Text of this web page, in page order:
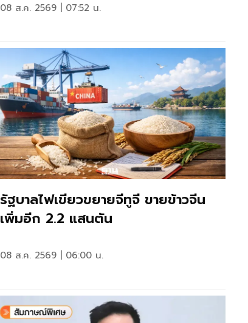
08 ส.ค. 2569 | 07:52 น.
รัฐบาลไฟเขียวขยายจีทูจี ขายข้าวจีน
เพิ่มอีก 2.2 แสนตัน
08 ส.ค. 2569 | 06:00 น.